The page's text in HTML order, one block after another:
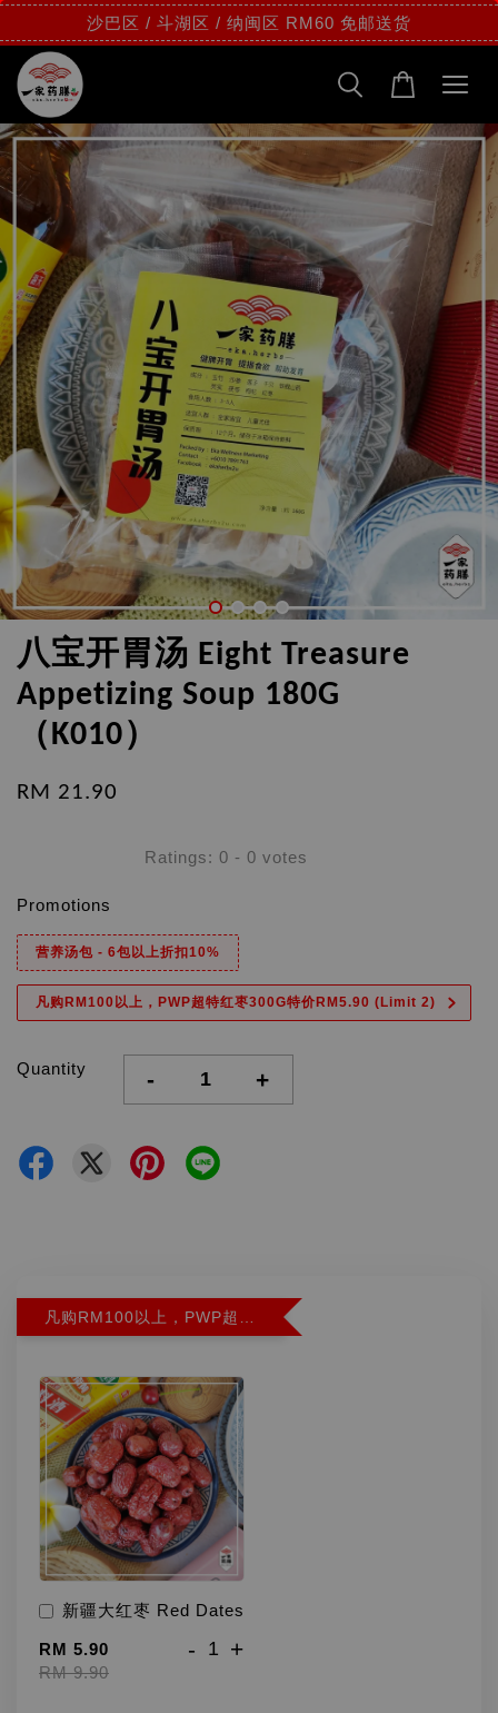
沙巴区 / 斗湖区 / 纳闽区 RM60 免邮送货
八宝开胃汤 Eight Treasure
Appetizing Soup 180G
（K010）
RM 21.90
Ratings: 0 - 0 votes
Promotions
营养汤包 - 6包以上折扣10%
凡购RM100以上，PWP超特红枣300G特价RM5.90 (Limit 2)
Quantity - +
新疆大红枣 Red Dates
RM 5.90
RM 9.90
- +